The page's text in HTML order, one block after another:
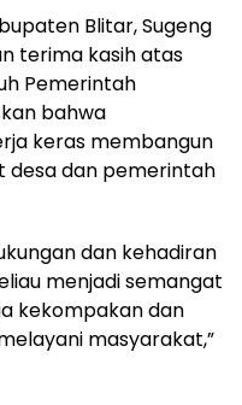
Blitar, Sugeng
terima kasih atas
Pemerintah
bahwa
keras membangun
desa dan pemerintah
dan kehadiran
menjadi semangat
kekompakan dan
masyarakat,”